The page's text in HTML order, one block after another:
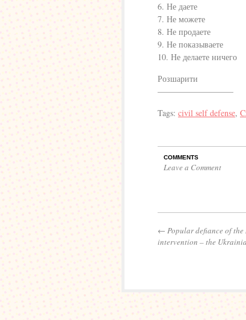
6. Не даете
7. Не можете
8. Не продаете
9. Не показываете
10. Не делаете ничего
Розшарити
—————————
Tags: civil self defense,
COMMENTS
Leave a Comment
← Popular defiance of
intervention – the